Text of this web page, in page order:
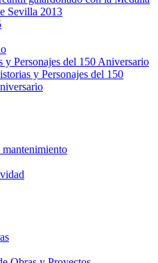
Sevilla 2013
y Personajes del 150 Aniversario
y Personajes del 150